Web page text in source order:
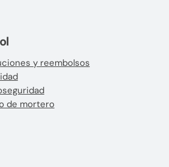
y reembolsos
de mortero